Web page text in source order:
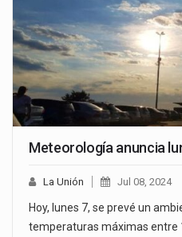
Meteorología anuncia
La Unión Jul 08, 2024
Hoy, lunes 7, se prevé un
temperaturas máximas entre